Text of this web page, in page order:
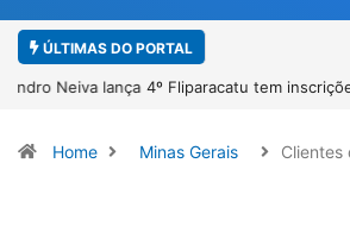
ÚLTIMAS DO PORTAL
4º Fliparacatu tem inscrições abertas para o
Home Minas Gerais Clientes